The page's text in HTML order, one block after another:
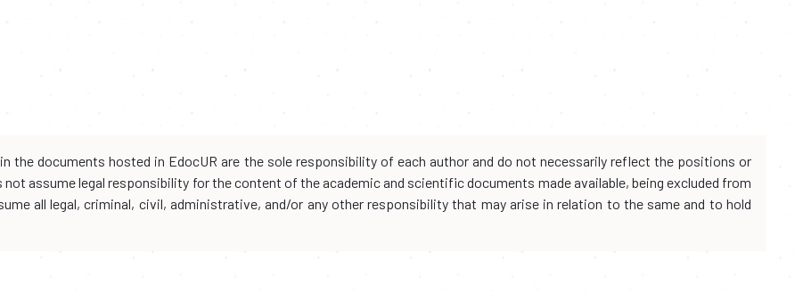
the documents hosted in EdocUR are the sole responsibility of each author and do not necessarily reflect the positions or
assume legal responsibility for the content of the academic and scientific documents made available, being excluded from
all legal, criminal, civil, administrative, and/or any other responsibility that may arise in relation to the same and to hold